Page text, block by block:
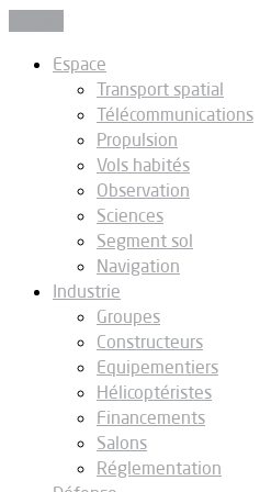
Espace
Transport spatial
Télécommunications
Propulsion
Vols habités
Observation
Sciences
Segment sol
Navigation
Industrie
Groupes
Constructeurs
Equipementiers
Hélicoptéristes
Financements
Salons
Réglementation